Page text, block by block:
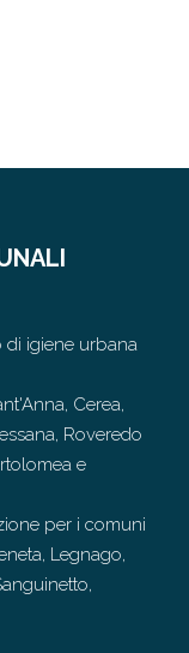
di igiene urbana
Cerea,
Roveredo
e
per i comuni
Legnago,